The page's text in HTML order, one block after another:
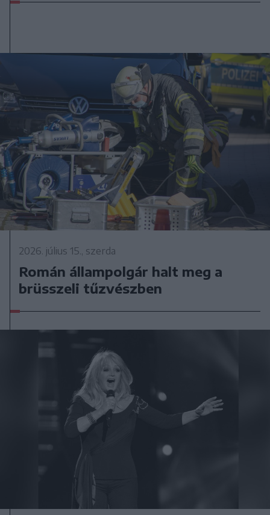
2026. július 15., szerda
Román állampolgár halt meg a
brüsszeli tűzvészben